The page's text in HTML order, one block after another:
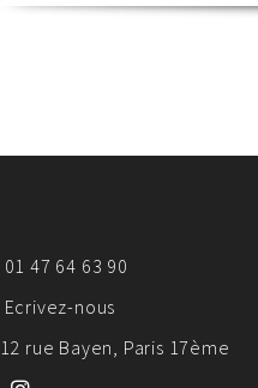
01 47 64 63 90
Ecrivez-nous
12 rue Bayen, Paris 17ème